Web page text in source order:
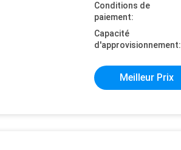
Conditions de
paiement:
Capacité
d'approvisionnement:
Meilleur Prix